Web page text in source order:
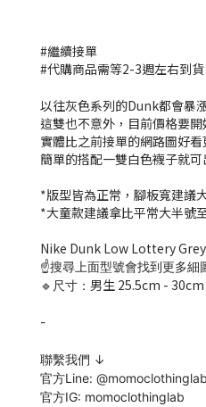
#繼續接單
#代購商品需等2-3週左右到貨
以往灰色系列的Dunk都會暴
這雙也不意外，目前價格要開
實體比之前接單的網路圖好看
簡單的搭配一雙白色襪子就可
*版型皆為正常，腳板寬建議
*大童款建議拿比平常大半號
Nike Dunk Low Lottery
☝️搜尋上面型號會找到更多細
🔹尺寸： 男生 25.5cm -
-
聯繫我們 ↓
官方Line: @momoclothinglab
官方IG: momoclothinglab